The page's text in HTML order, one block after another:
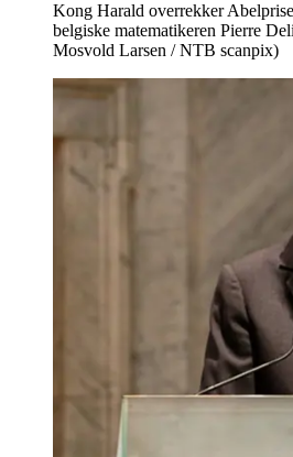
Kong Harald overrekker
belgiske matematikeren Pierre
Mosvold Larsen / NTB scanpix)